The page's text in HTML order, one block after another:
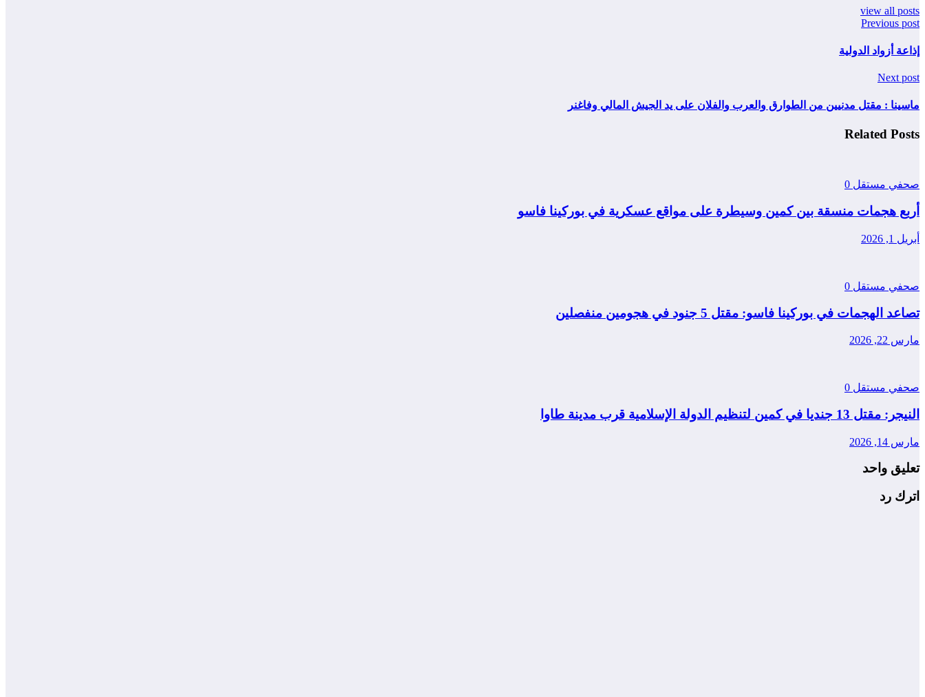
view all posts
Previous post
إذاعة أزواد الدولية
Next post
ماسينا : مقتل مدنيين من الطوارق والعرب والفلان على يد الجيش المالي وفاغنر
Related Posts
صحفي مستقل 0
أربع هجمات منسقة بين كمين وسيطرة على مواقع عسكرية في بوركينا فاسو
أبريل 1, 2026
صحفي مستقل 0
تصاعد الهجمات في بوركينا فاسو: مقتل 5 جنود في هجومين منفصلين
مارس 22, 2026
صحفي مستقل 0
النيجر: مقتل 13 جنديا في كمين لتنظيم الدولة الإسلامية قرب مدينة طاوا
مارس 14, 2026
تعليق واحد
اترك رد